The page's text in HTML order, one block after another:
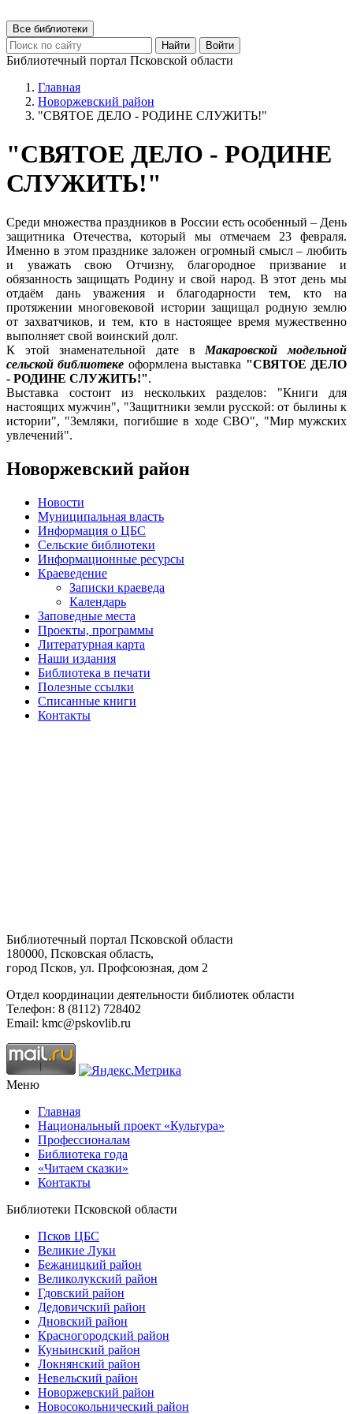
Все библиотеки
Найти
Войти
Библиотечный портал Псковской области
Главная
Новоржевский район
"СВЯТОЕ ДЕЛО - РОДИНЕ СЛУЖИТЬ!"
"СВЯТОЕ ДЕЛО - РОДИНЕ
СЛУЖИТЬ!"
Среди множества праздников в России есть особенный – День
защитника Отечества, который мы отмечаем 23 февраля.
Именно в этом празднике заложен огромный смысл – любить
и уважать свою Отчизну, благородное призвание и
обязанность защищать Родину и свой народ. В этот день мы
отдаём дань уважения и благодарности тем, кто на
протяжении многовековой истории защищал родную землю
от захватчиков, и тем, кто в настоящее время мужественно
выполняет свой воинский долг.
К этой знаменательной дате в Макаровской модельной
сельской библиотеке оформлена выставка "СВЯТОЕ ДЕЛО
- РОДИНЕ СЛУЖИТЬ!".
Выставка состоит из нескольких разделов: "Книги для
настоящих мужчин", "Защитники земли русской: от былины к
истории", "Земляки, погибшие в ходе СВО", "Мир мужских
увлечений".
Новоржевский район
Новости
Муниципальная власть
Информация о ЦБС
Сельские библиотеки
Информационные ресурсы
Краеведение
Записки краеведа
Календарь
Заповедные места
Проекты, программы
Литературная карта
Наши издания
Библиотека в печати
Полезные ссылки
Списанные книги
Контакты
Библиотечный портал Псковской области
180000, Псковская область,
город Псков, ул. Профсоюзная, дом 2
Отдел координации деятельности библиотек области
Телефон: 8 (8112) 728402
Email: kmc@pskovlib.ru
Меню
Главная
Национальный проект «Культура»
Профессионалам
Библиотека года
«Читаем сказки»
Контакты
Библиотеки Псковской области
Псков ЦБС
Великие Луки
Бежаницкий район
Великолукский район
Гдовский район
Дедовичский район
Дновский район
Красногородский район
Куньинский район
Локнянский район
Невельский район
Новоржевский район
Новосокольнический район